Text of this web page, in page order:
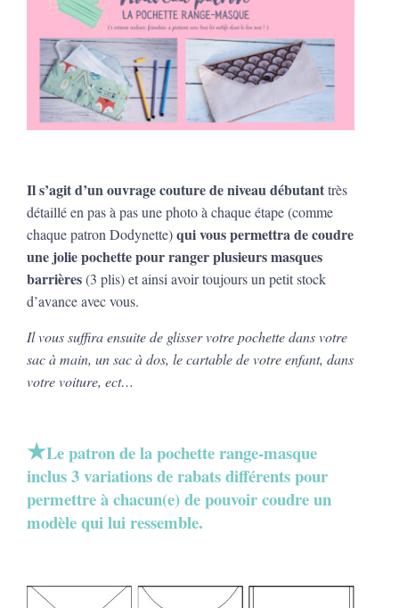
Il s’agit d’un ouvrage couture de niveau débutanttrès
détaillé en pas à pas une photo à chaque étape (comme
chaque patron Dodynette)qui vous permettra de coudre
une jolie pochette pour ranger plusieurs masques
barrières(3 plis) et ainsi avoir toujours un petit stock
d’avance avec vous.
Il vous suffira ensuite de glisser votre pochette dans votre
sac à main, un sac à dos, le cartable de votre enfant, dans
votre voiture, ect…
★Le patron de la pochette range-masque
inclus 3 variations de rabats différents pour
permettre à chacun(e) de pouvoir coudre un
modèle qui lui ressemble.